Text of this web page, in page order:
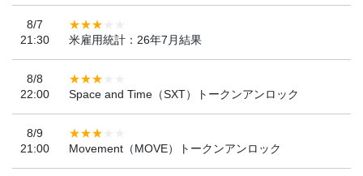
8/7
21:30
米雇用統計：26年7月結果
8/8
22:00
Space and Time（SXT）トークンアンロック
8/9
21:00
Movement（MOVE）トークンアンロック